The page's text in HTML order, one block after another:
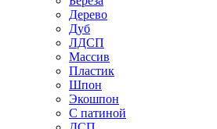
Дерево
Дуб
ЛДСП
Массив
Пластик
Шпон
Экошпон
С патиной